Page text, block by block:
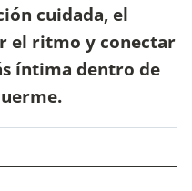
cuidada, el
el ritmo y conectar
íntima dentro de